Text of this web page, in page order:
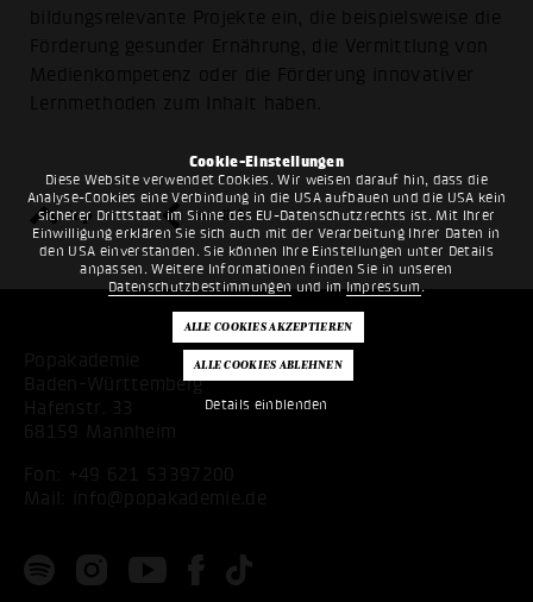
Cookie-Einstellungen
Diese Website verwendet Cookies. Wir weisen darauf hin, dass die
Analyse-Cookies eine Verbindung in die USA aufbauen und die USA kein
sicherer Drittstaat im Sinne des EU-Datenschutzrechts ist. Mit Ihrer
Einwilligung erklären Sie sich auch mit der Verarbeitung Ihrer Daten in
den USA einverstanden. Sie können Ihre Einstellungen unter Details
anpassen. Weitere Informationen finden Sie in unseren
Datenschutzbestimmungenund imImpressum.
Details einblenden
bildungsrelevante Projekte ein, die beispielsweise die
Förderung gesunder Ernährung, die Vermittlung von
Medienkompetenz oder die Förderung innovativer
Lernmethoden zum Inhalt haben.
top zurück
Popakademie
Baden-Württemberg
Hafenstr. 33
68159 Mannheim
Fon:
+49 621 53397200
Mail:
info@popakademie.de